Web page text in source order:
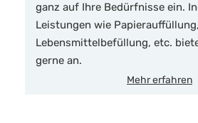
ganz auf Ihre Bedürfnisse ein.
Leistungen wie Papierauffüllung,
Lebensmittelbefüllung, etc.
gerne an.
Mehr erfahren